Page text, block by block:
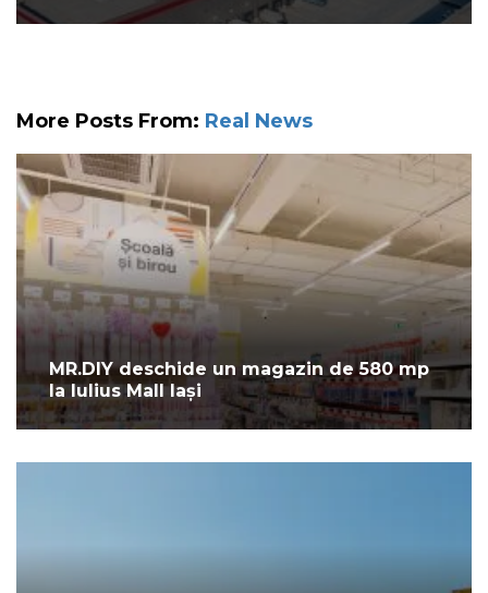
More Posts From: Real News
MR.DIY deschide un magazin de 580 mp
la Iulius Mall Iași